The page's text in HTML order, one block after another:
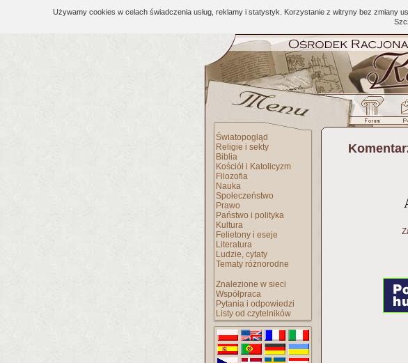
Używamy cookies w celach świadczenia usług, reklamy i statystyk. Korzystanie z witryny bez zmiany
Światopogląd
Religie i sekty
Biblia
Kościół i Katolicyzm
Filozofia
Nauka
Społeczeństwo
Prawo
Państwo i polityka
Kultura
Felietony i eseje
Literatura
Ludzie, cytaty
Tematy różnorodne
Znalezione w sieci
Współpraca
Pytania i odpowiedzi
Listy od czytelników